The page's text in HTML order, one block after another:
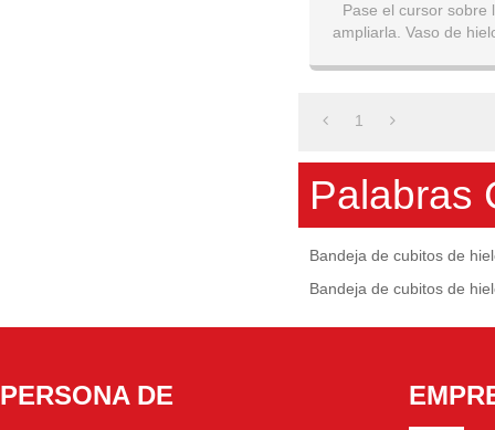
Pase el cursor sobre
ampliarla. Vaso de
para la
1
Palabras
Bandeja de cubitos de
Bandeja de cubitos de
PERSONA DE